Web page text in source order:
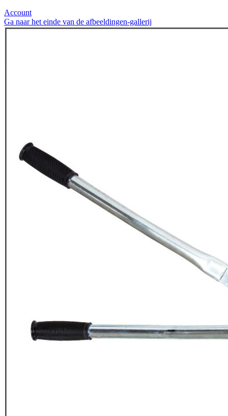
Account
Ga naar het einde van de afbeeldingen-gallerij